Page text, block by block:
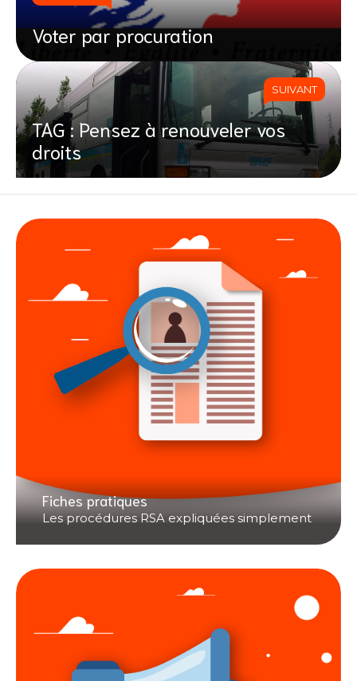
Voter par procuration
SUIVANT
TAG : Pensez à renouveler vos
droits
Fiches pratiques
Les procédures RSA expliquées simplement